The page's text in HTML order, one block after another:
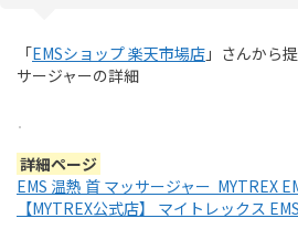
「EMSショップ 楽天市場店 」さんから
サージャーの詳細
詳細ページ
EMS 温熱 首 マッサージャー MYTREX
【MYTREX公式店】 マイトレックス